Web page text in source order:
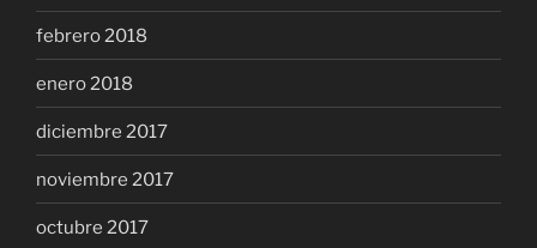
febrero 2018
enero 2018
diciembre 2017
noviembre 2017
octubre 2017